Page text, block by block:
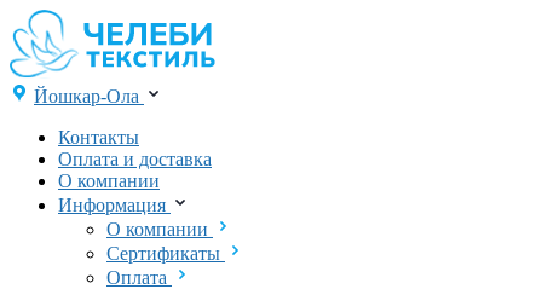
Йошкар-Ола
Контакты
Оплата и доставка
О компании
Информация
О компании
Сертификаты
Оплата